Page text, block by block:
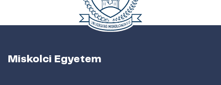
Miskolci Egyetem